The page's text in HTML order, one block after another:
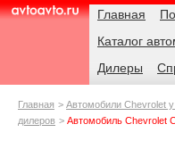
AvtoAvto.ru
Навигация Главная
Каталог
Дилеры
Родительские
Главная Автомобили Chevrolet
дилеров
Автомобиль Chevrolet